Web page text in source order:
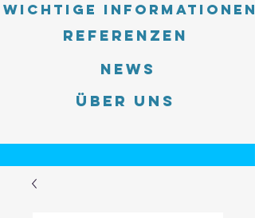
Wichtige Informationen
Referenzen
News
Über uns